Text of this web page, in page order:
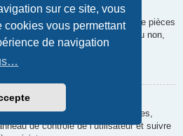
sur ce site, vous
cookies vous permettant
de navigation
sur ce forum ?
ou interdire certains types de pièces
de savoir ce qui est autorisé ou non,
administrateur du forum.
mes pièces jointes ?
jointes que vous avez transférées,
de contrôle de l’utilisateur et suivre